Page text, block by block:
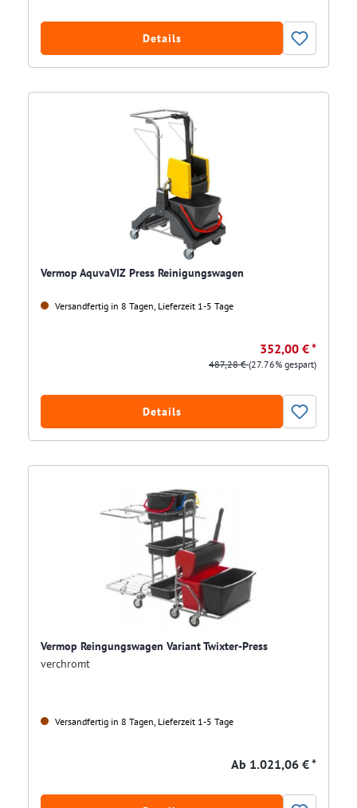
Details
Vermop AquvaVIZ Press Reinigungswagen
Versandfertig in 8 Tagen, Lieferzeit 1-5 Tage
352,00 € *
487,28 €(27.76% gespart)
Details
Vermop Reingungswagen Variant Twixter-Press
verchromt
Versandfertig in 8 Tagen, Lieferzeit 1-5 Tage
Ab 1.021,06 € *